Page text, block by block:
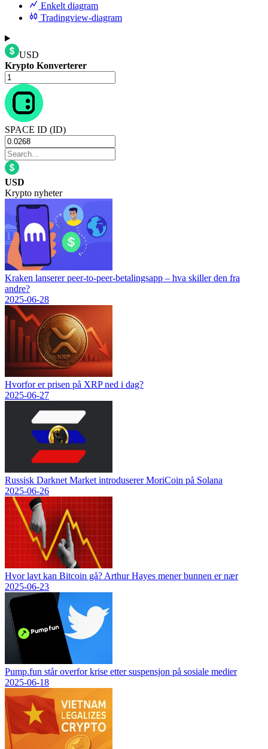
Enkelt diagram
Tradingview-diagram
USD
Krypto Konverterer
SPACE ID (ID)
USD
Krypto nyheter
Kraken lanserer peer-to-peer-betalingsapp – hva skiller den fra
andre?
2025-06-28
Hvorfor er prisen på XRP ned i dag?
2025-06-27
Russisk Darknet Market introduserer MoriCoin på Solana
2025-06-26
Hvor lavt kan Bitcoin gå? Arthur Hayes mener bunnen er nær
2025-06-23
Pump.fun står overfor krise etter suspensjon på sosiale medier
2025-06-18